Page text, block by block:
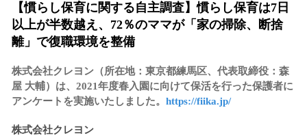
【慣らし保育に関する自主調査】慣らし保育は7日
以上が半数越え、72％のママが「家の掃除、断捨
離」で復職環境を整備
株式会社クレヨン（所在地：東京都練馬区、代表取締役：森
屋 大輔）は、2021年度春入園に向けて保活を行った保護者に
アンケートを実施いたしました。 https://fiika.jp/
株式会社クレヨン